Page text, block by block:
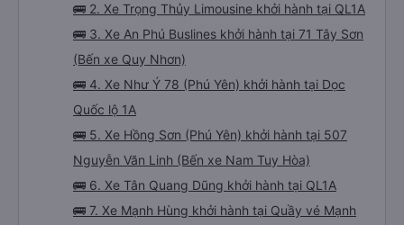
🚌 2. Xe Trọng Thủy Limousine khởi hành tại QL1A
🚌 3. Xe An Phú Buslines khởi hành tại 71 Tây Sơn
(Bến xe Quy Nhơn)
🚌 4. Xe Như Ý 78 (Phú Yên) khởi hành tại Dọc
Quốc lộ 1A
🚌 5. Xe Hồng Sơn (Phú Yên) khởi hành tại 507
Nguyễn Văn Linh (Bến xe Nam Tuy Hòa)
🚌 6. Xe Tân Quang Dũng khởi hành tại QL1A
🚌 7. Xe Mạnh Hùng khởi hành tại Quầy vé Mạnh